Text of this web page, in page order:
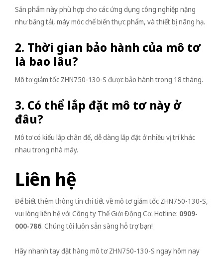
Sản phẩm này phù hợp cho các ứng dụng công nghiệp nặng
như băng tải, máy móc chế biến thực phẩm, và thiết bị nâng hạ.
2. Thời gian bảo hành của mô tơ
là bao lâu?
Mô tơ giảm tốc ZHN750-130-S được bảo hành trong 18 tháng.
3. Có thể lắp đặt mô tơ này ở
đâu?
Mô tơ có kiểu lắp chân đế, dễ dàng lắp đặt ở nhiều vị trí khác
nhau trong nhà máy.
Liên hệ
Để biết thêm thông tin chi tiết về mô tơ giảm tốc ZHN750-130-S,
vui lòng liên hệ với Công ty Thế Giới Động Cơ. Hotline: 0909-
000-786. Chúng tôi luôn sẵn sàng hỗ trợ bạn!
Hãy nhanh tay đặt hàng mô tơ ZHN750-130-S ngay hôm nay